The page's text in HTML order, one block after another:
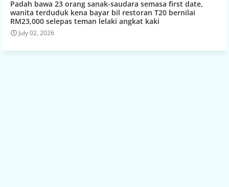
Padah bawa 23 orang sanak-saudara semasa first date,
wanita terduduk kena bayar bil restoran T20 bernilai
RM23,000 selepas teman lelaki angkat kaki
July 02, 2026